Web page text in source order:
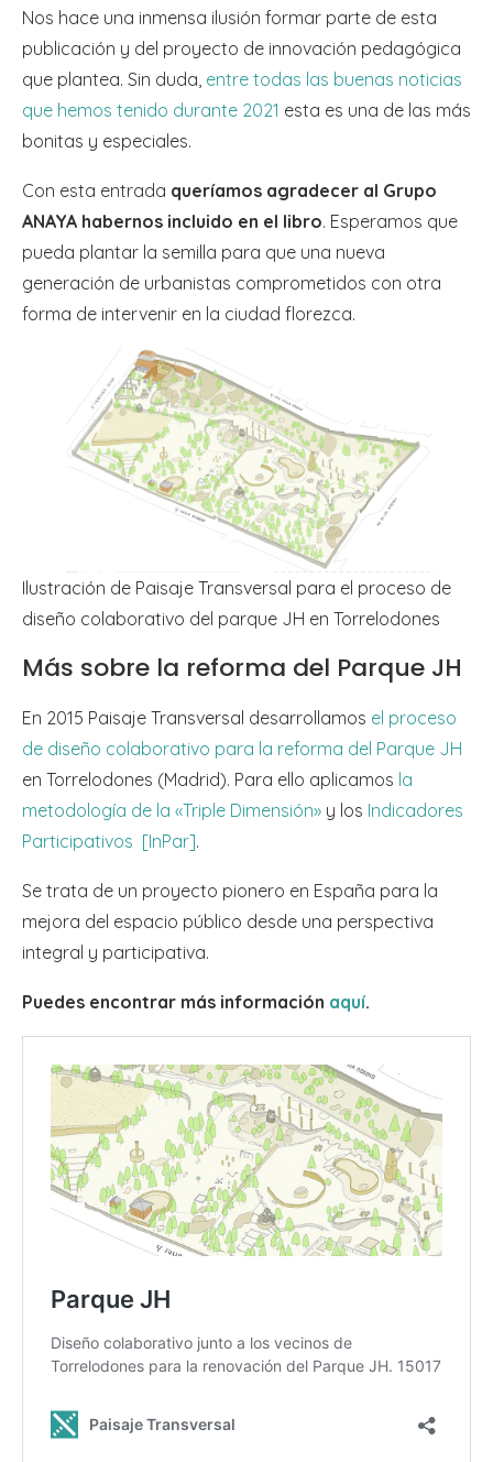
Nos hace una inmensa ilusión formar parte de esta
publicación y del proyecto de innovación pedagógica
que plantea. Sin duda, entre todas las buenas noticias
que hemos tenido durante 2021 esta es una de las más
bonitas y especiales.
Con esta entrada queríamos agradecer al Grupo
ANAYA habernos incluido en el libro. Esperamos que
pueda plantar la semilla para que una nueva
generación de urbanistas comprometidos con otra
forma de intervenir en la ciudad florezca.
Ilustración de Paisaje Transversal para el proceso de
diseño colaborativo del parque JH en Torrelodones
Más sobre la reforma del Parque JH
En 2015 Paisaje Transversal desarrollamos el proceso
de diseño colaborativo para la reforma del Parque JH
en Torrelodones (Madrid). Para ello aplicamos la
metodología de la «Triple Dimensión» y los Indicadores
Participativos [InPar].
Se trata de un proyecto pionero en España para la
mejora del espacio público desde una perspectiva
integral y participativa.
Puedes encontrar más información aquí.